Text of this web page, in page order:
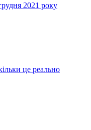
2021 року
це реально